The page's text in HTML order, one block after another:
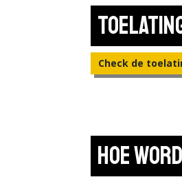
het vwo, en het
de nieuwste
Check de
Hoe